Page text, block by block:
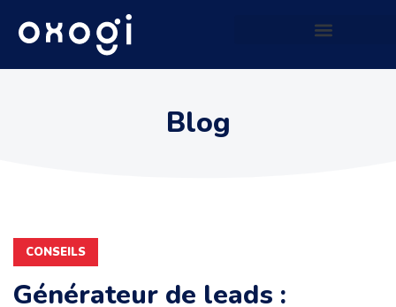
Blog
CONSEILS
Générateur de leads :